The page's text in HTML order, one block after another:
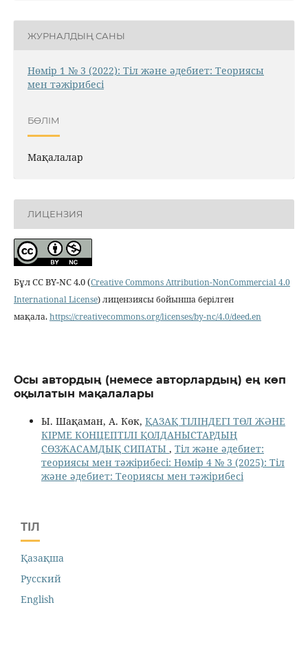
ЖУРНАЛДЫҢ САНЫ
Нөмір 1 № 3 (2022): Тіл және әдебиет: Теориясы
мен тәжірибесі
БӨЛІМ
Мақалалар
ЛИЦЕНЗИЯ
Бұл CC BY-NC 4.0 (Creative Commons Attribution-NonCommercial 4.0
International License) лицензиясы бойынша берілген
мақала.https://creativecommons.org/licenses/by-nc/4.0/deed.en
Осы автордың (немесе авторлардың) ең көп
оқылатын мақалалары
Ы. Шақаман, А. Көк, ҚАЗАҚ ТІЛІНДЕГІ ТӨЛ ЖӘНЕ
КІРМЕ КОНЦЕПТІЛІ ҚОЛДАНЫСТАРДЫҢ
СӨЗЖАСАМДЫҚ СИПАТЫ , Тіл және әдебиет:
теориясы мен тәжірибесі: Нөмір 4 № 3 (2025): Тіл
және әдебиет: Теориясы мен тәжірибесі
ТІЛ
Қазақша
Русский
English